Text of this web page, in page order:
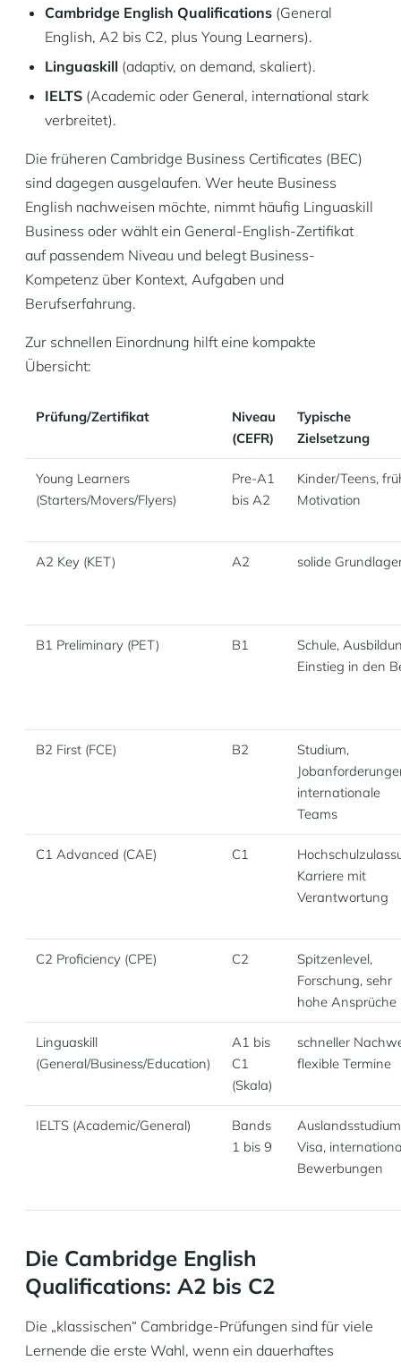
Cambridge English Qualifications (General
English, A2 bis C2, plus Young Learners).
Linguaskill (adaptiv, on demand, skaliert).
IELTS (Academic oder General, international stark
verbreitet).
Die früheren Cambridge Business Certificates (BEC)
sind dagegen ausgelaufen. Wer heute Business
English nachweisen möchte, nimmt häufig Linguaskill
Business oder wählt ein General-English-Zertifikat
auf passendem Niveau und belegt Business-
Kompetenz über Kontext, Aufgaben und
Berufserfahrung.
Zur schnellen Einordnung hilft eine kompakte
Übersicht:
Prüfung/Zertifikat
Niveau
(CEFR)
Typische
Zielsetzung
Young Learners
(Starters/Movers/Flyers)
Pre-A1
bis A2
Kinder/Teens,
Motivation
A2 Key (KET) A2 solide
B1 Preliminary (PET) B1
Schule,
Einstieg in den
B2 First (FCE) B2
Studium,
internationale
Teams
C1 Advanced (CAE) C1
Karriere mit
Verantwortung
C2 Proficiency (CPE) C2
Spitzenlevel,
Forschung, sehr
hohe Ansprüche
Linguaskill
(General/Business/Education)
A1 bis
C1
(Skala)
schneller
flexible Termine
IELTS (Academic/General)
Bands
1 bis 9
Visa,
Bewerbungen
Die Cambridge English
Qualifications: A2 bis C2
Die „klassischen“ Cambridge-Prüfungen sind für viele
Lernende die erste Wahl, wenn ein dauerhaftes